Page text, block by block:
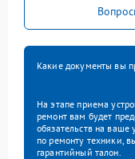
Какие документы вы
На этапе приема
ремонт вам будет
обязательств на ваше
по ремонту техники,
гарантийный талон.